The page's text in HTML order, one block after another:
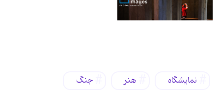
نمایشگاه هنر جنگ